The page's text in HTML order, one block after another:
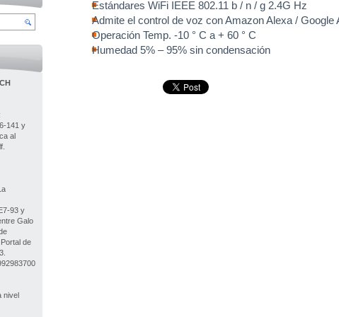
Estándares WiFi IEEE 802.11 b / n / g 2.4G Hz
Admite el control de voz con Amazon Alexa / Google
Operación Temp. -10 ° C a + 60 ° C
Humedad 5% – 95% sin condensación
141 y
al
93 y
Galo
de
nivel